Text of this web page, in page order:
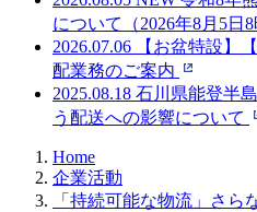
について（2026年8月5日8
2026.07.06
【お盆特設】
配業務のご案内
2025.08.18 石川県能登半
う配送への影響について
Home
企業活動
「持続可能な物流」さら